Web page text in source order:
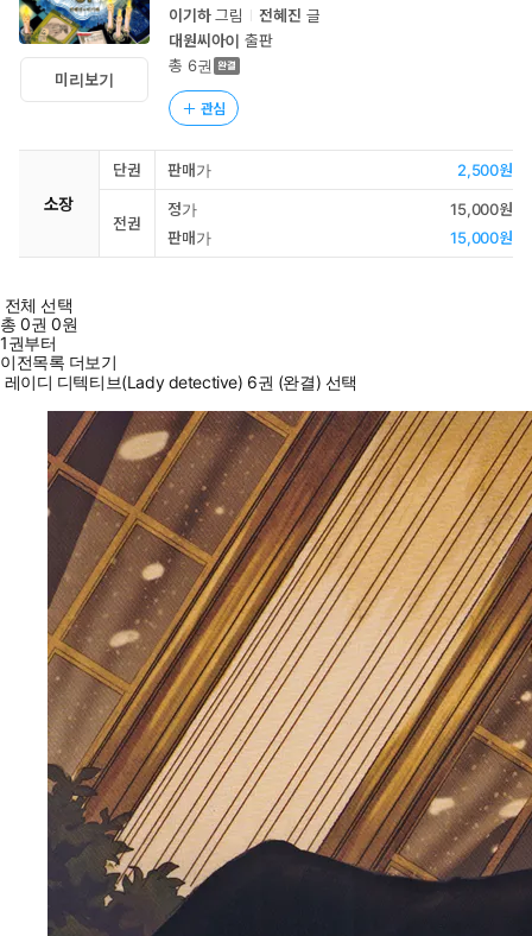
미리보기
이기하그림 전혜진 글
대원씨아이 출판
총 6권
관심
소장
단권 판매가 2,500원
전권
정가
15,000원
판매가
15,000원
전체 선택
총0권 0원
1권부터
이전목록 더보기
레이디 디텍티브(Lady detective) 6권 (완결) 선택